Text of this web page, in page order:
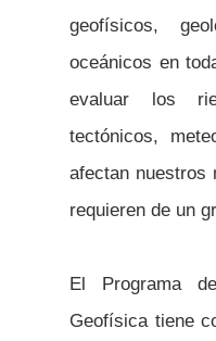
geofísicos,
oceánicos en
evaluar los
tectónicos,
afectan nuestros
requieren de un
El Programa
Geofísica tiene